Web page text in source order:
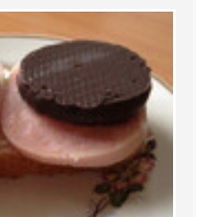
триады? На площадках
просто уникальные...